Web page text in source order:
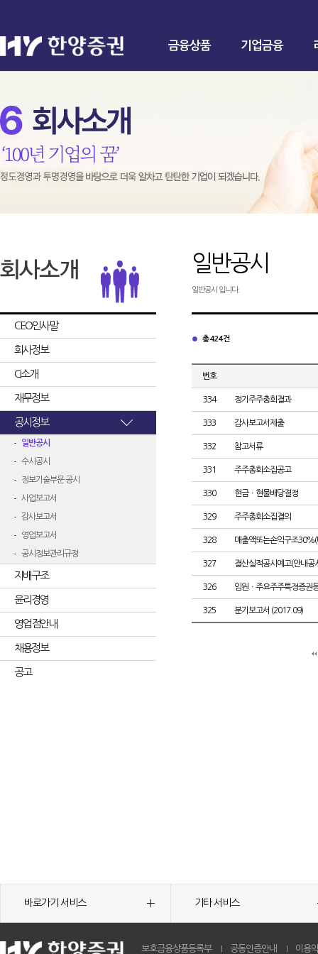
금융상품 기업금융
CEO인사말
회사정보
CI소개
재무정보
공시정보
일반공시
수시공시
정보기술부문 공시
사업보고서
감사보고서
영업보고서
공시정보관리규정
지배구조
윤리경영
영업점안내
채용정보
공고
일반공시
일반공시 입니다.
총 424건
번호
334 정기주주총회결과
333 감사보고서제출
332 참고서류
331 주주총회소집공고
330 현금ㆍ현물배당결정
329 주주총회소집결의
328 매출액또는손익구조
327 결산실적공시예고(안내공
326 임원ㆍ주요주주특정증권
325 분기보고서 (2017.09)
바로가기 서비스 기타 서비스
보호금융상품등록부 공동인증안내 이용